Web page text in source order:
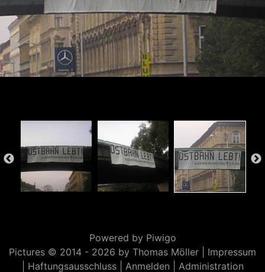
Powered by Piwigo
Pictures © 2014 - 2026 by Thomas Möller | Impressum
Haftungsausschluss| Anmelden Administration